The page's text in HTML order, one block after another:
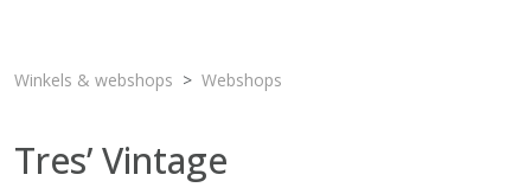
Winkels & webshops Webshops
Tres’ Vintage